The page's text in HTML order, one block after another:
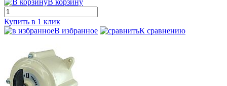
В корзину
Купить в 1 клик
В избранное
К сравнению